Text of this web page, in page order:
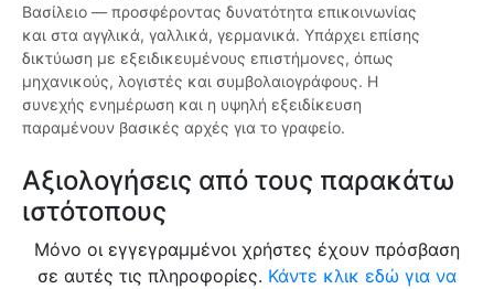
Βασίλειο — προσφέροντας δυνατότητα επικοινωνίας
και στα αγγλικά, γαλλικά, γερμανικά. Υπάρχει επίσης
δικτύωση με εξειδικευμένους επιστήμονες, όπως
μηχανικούς, λογιστές και συμβολαιογράφους. Η
συνεχής ενημέρωση και η υψηλή εξειδίκευση
παραμένουν βασικές αρχές για το γραφείο.
Αξιολογήσεις από τους παρακάτω
ιστότοπους
Μόνο οι εγγεγραμμένοι χρήστες έχουν πρόσβαση
σε αυτές τις πληροφορίες. Κάντε κλικ εδώ για να